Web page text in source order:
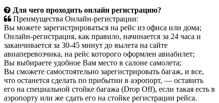
Для чего проходить онлайн регистрацию?
Преимущества Онлайн-регистрации:
Вы можете зарегистрироваться на рейс из офиса или дома;
Онлайн-регистрация, как правило, начинается за 24 часа и
заканчивается за 30-45 минут до вылета на сайте
авиаперевозчика, на рейс которого оформлен авиабилет;
Вы выбираете удобное Вам место в салоне самолета;
Вы сможете самостоятельно зарегистрировать багаж, и все,
что останется сделать по прибытии в аэропорт, — оставить
его на специальной стойке багажа (Drop Off), если такая есть в
аэропорту или же сдать его на стойке регистрации рейса.